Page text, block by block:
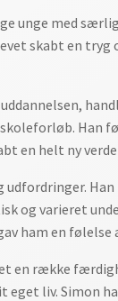
unge med
skabt en tryg
Han
en helt ny
og varieret
ham en
en række
liv. Simon